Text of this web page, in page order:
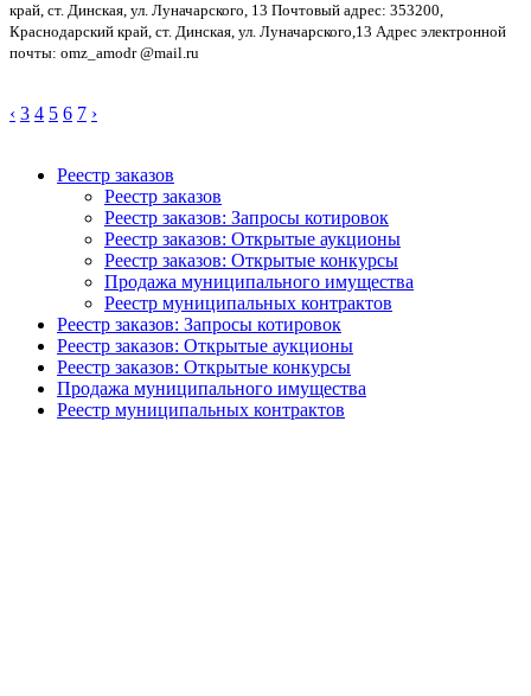
край, ст. Динская, ул. Луначарского, 13 Почтовый адрес: 353200,
Краснодарский край, ст. Динская, ул. Луначарского,13 Адрес электронной
почты: omz_amodr @mail.ru
‹ 3 4 5 6 7 ›
Реестр заказов
Реестр заказов
Реестр заказов: Запросы котировок
Реестр заказов: Открытые аукционы
Реестр заказов: Открытые конкурсы
Продажа муниципального имущества
Реестр муниципальных контрактов
Реестр заказов: Запросы котировок
Реестр заказов: Открытые аукционы
Реестр заказов: Открытые конкурсы
Продажа муниципального имущества
Реестр муниципальных контрактов